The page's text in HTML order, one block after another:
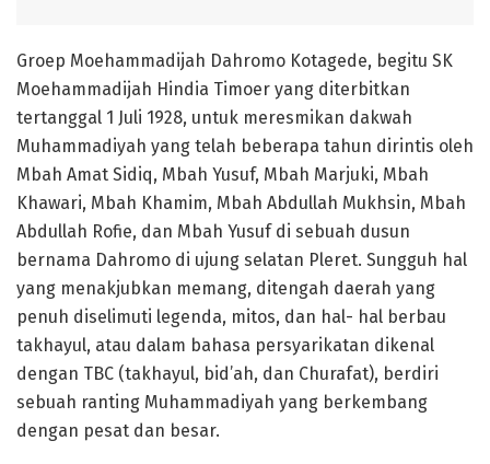
Groep Moehammadijah Dahromo Kotagede, begitu SK
Moehammadijah Hindia Timoer yang diterbitkan
tertanggal 1 Juli 1928, untuk meresmikan dakwah
Muhammadiyah yang telah beberapa tahun dirintis oleh
Mbah Amat Sidiq, Mbah Yusuf, Mbah Marjuki, Mbah
Khawari, Mbah Khamim, Mbah Abdullah Mukhsin, Mbah
Abdullah Rofie, dan Mbah Yusuf di sebuah dusun
bernama Dahromo di ujung selatan Pleret. Sungguh hal
yang menakjubkan memang, ditengah daerah yang
penuh diselimuti legenda, mitos, dan hal- hal berbau
takhayul, atau dalam bahasa persyarikatan dikenal
dengan TBC (takhayul, bid’ah, dan Churafat), berdiri
sebuah ranting Muhammadiyah yang berkembang
dengan pesat dan besar.